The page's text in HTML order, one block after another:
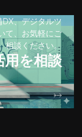
、デジタルツ
て、お気軽にご
相談ください。
用を相談